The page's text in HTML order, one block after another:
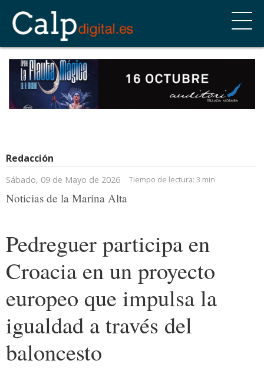
Redacción
Sábado, 09 de Mayo de 2026 Tiempo de lectura: 3 min
Noticias de la Marina Alta
Pedreguer participa en
Croacia en un proyecto
europeo que impulsa la
igualdad a través del
baloncesto